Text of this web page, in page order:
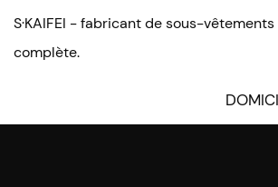
S·KAIFEI - fabricant de sous-
complète.